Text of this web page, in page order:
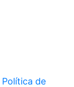
Política de